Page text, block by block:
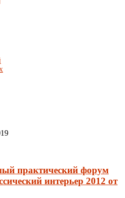
практический форум
интерьер 2012 от